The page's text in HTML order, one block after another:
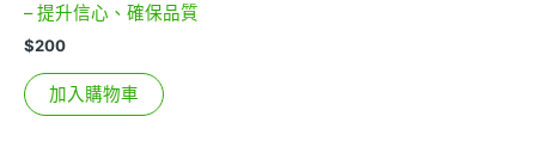
– 提升信心、確保品質
$200
加入購物車